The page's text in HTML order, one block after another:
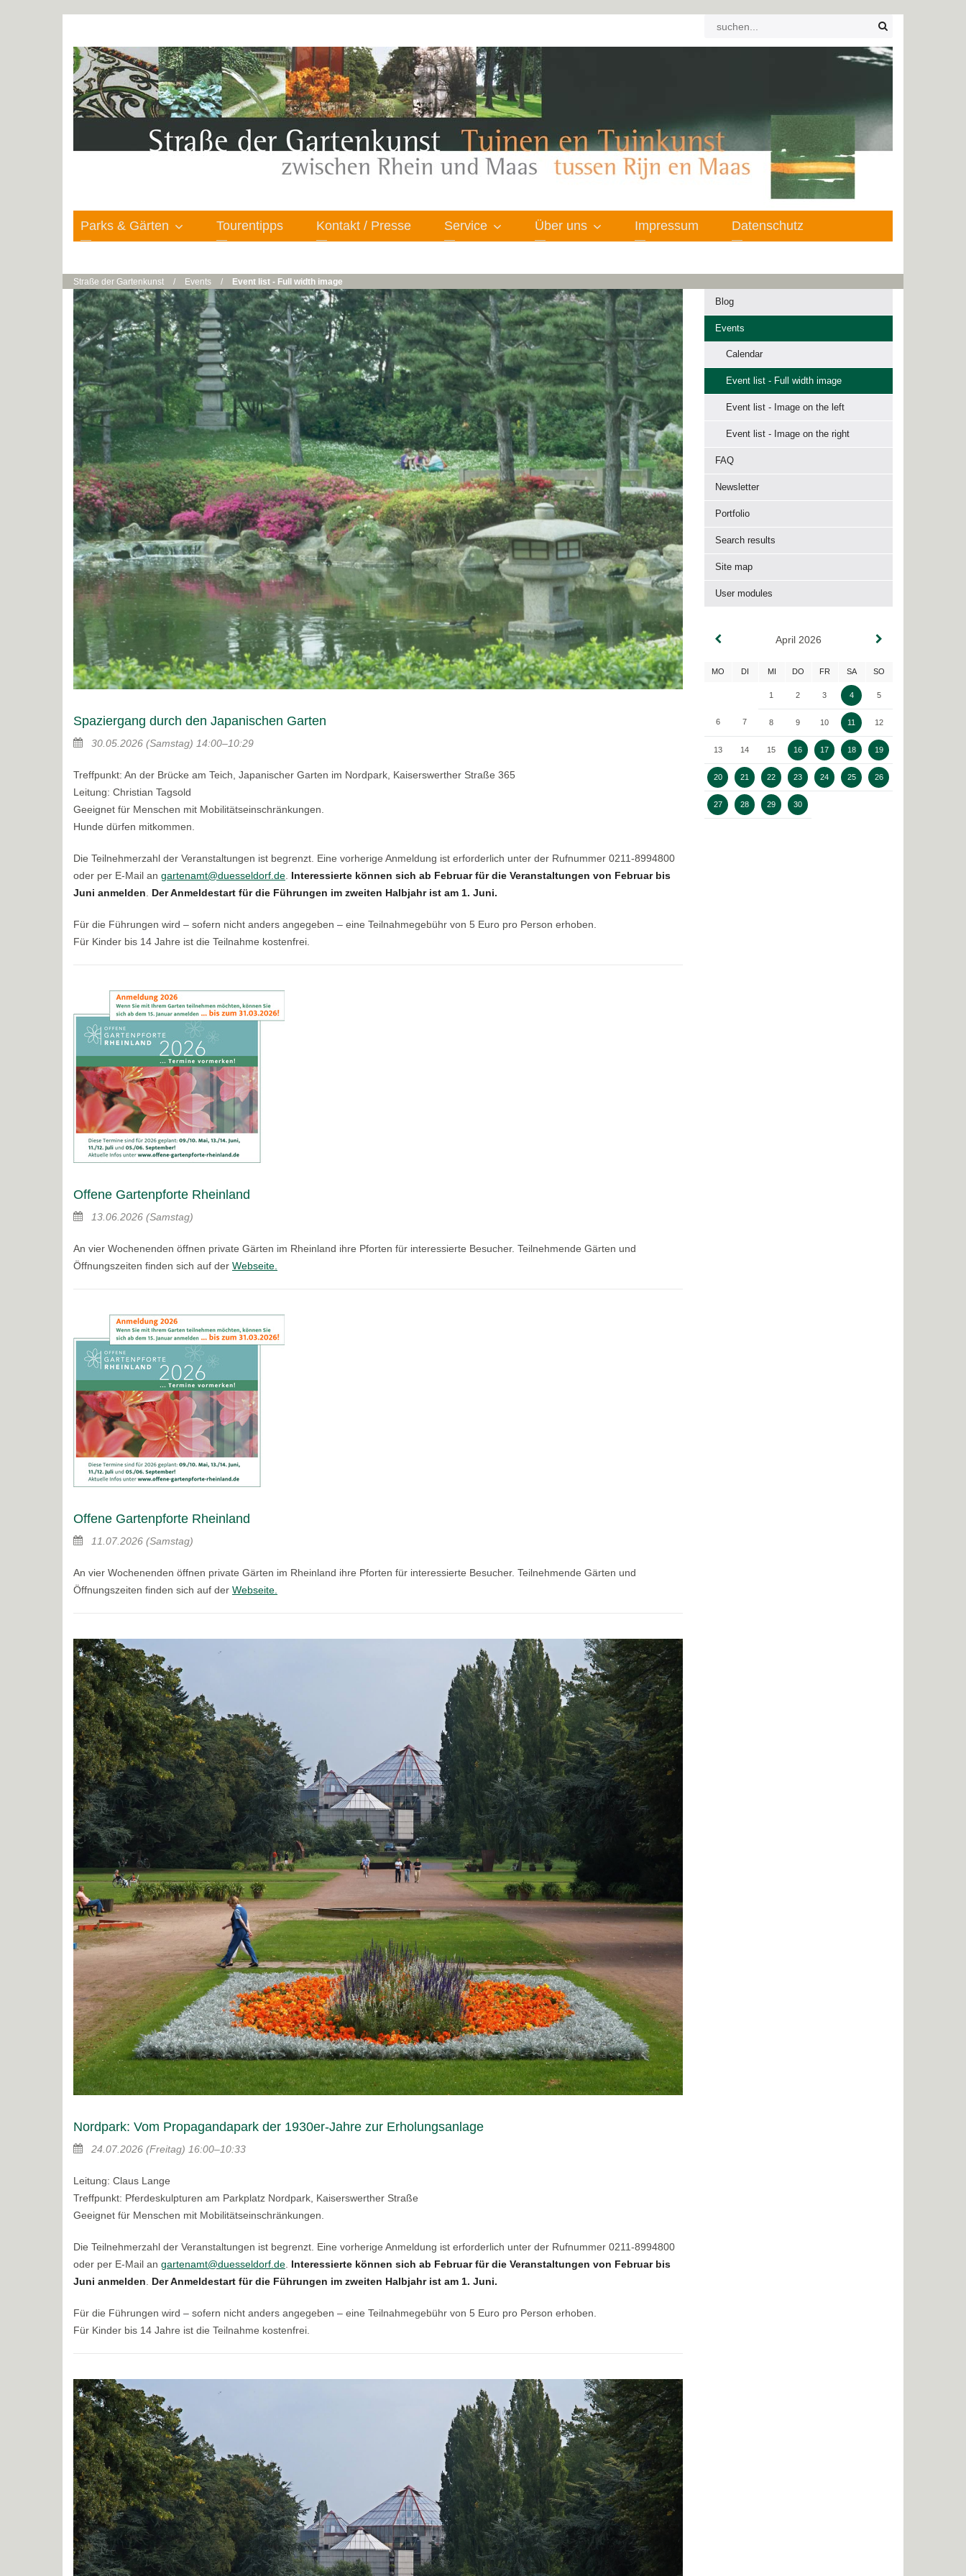
Parks & Gärten Tourentipps Kontakt / Presse Service Über uns Impressum Datenschutz
Straße der Gartenkunst / Events / Event list - Full width image
Spaziergang durch den Japanischen Garten
30.05.2026 (Samstag) 14:00–10:29
Treffpunkt: An der Brücke am Teich, Japanischer Garten im Nordpark, Kaiserswerther Straße 365
Leitung: Christian Tagsold
Geeignet für Menschen mit Mobilitätseinschränkungen.
Hunde dürfen mitkommen.
Die Teilnehmerzahl der Veranstaltungen ist begrenzt. Eine vorherige Anmeldung ist erforderlich unter der Rufnummer 0211-8994800
oder per E-Mail an gartenamt@duesseldorf.de Interessierte können sich ab Februar für die Veranstaltungen von Februar bis
Juni anmelden
Der Anmeldestart für die Führungen im zweiten Halbjahr ist am 1. Juni.
Für die Führungen wird – sofern nicht anders angegeben – eine Teilnahmegebühr von 5 Euro pro Person erhoben.
Für Kinder bis 14 Jahre ist die Teilnahme kostenfrei.
Offene Gartenpforte Rheinland
13.06.2026 (Samstag)
An vier Wochenenden öffnen private Gärten im Rheinland ihre Pforten für interessierte Besucher. Teilnehmende Gärten und
Öffnungszeiten finden sich auf der Webseite.
Offene Gartenpforte Rheinland
11.07.2026 (Samstag)
An vier Wochenenden öffnen private Gärten im Rheinland ihre Pforten für interessierte Besucher. Teilnehmende Gärten und
Öffnungszeiten finden sich auf der Webseite.
Nordpark: Vom Propagandapark der 1930er-Jahre zur Erholungsanlage
24.07.2026 (Freitag) 16:00–10:33
Leitung: Claus Lange
Treffpunkt: Pferdeskulpturen am Parkplatz Nordpark, Kaiserswerther Straße
Geeignet für Menschen mit Mobilitätseinschränkungen.
Die Teilnehmerzahl der Veranstaltungen ist begrenzt. Eine vorherige Anmeldung ist erforderlich unter der Rufnummer 0211-8994800
oder per E-Mail an gartenamt@duesseldorf.de. Interessierte können sich ab Februar für die Veranstaltungen von Februar bis
Juni anmelden. Der Anmeldestart für die Führungen im zweiten Halbjahr ist am 1. Juni.
Für die Führungen wird – sofern nicht anders angegeben – eine Teilnahmegebühr von 5 Euro pro Person erhoben.
Für Kinder bis 14 Jahre ist die Teilnahme kostenfrei.
Blog
Events
Calendar
Event list - Full width image
Event list - Image on the left
Event list - Image on the right
FAQ
Newsletter
Portfolio
Search results
Site map
User modules
April 2026
MO DI MI DO FR SA SO
1 2 3 4 5
6 7 8 9 10 11 12
13 14 15 16 17 18 19
20 21 22 23 24 25 26
27 28 29 30